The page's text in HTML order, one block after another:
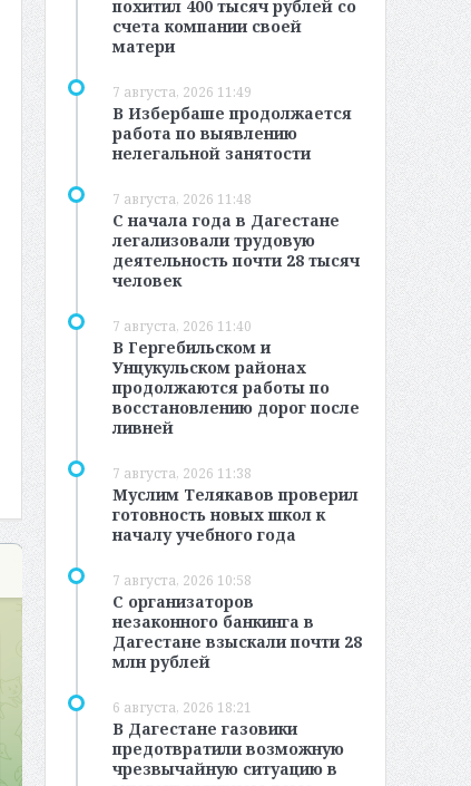
похитил 400 тысяч рублей со
счета компании своей
матери
7 августа, 2026 11:49
В Избербаше продолжается
работа по выявлению
нелегальной занятости
7 августа, 2026 11:48
С начала года в Дагестане
легализовали трудовую
деятельность почти 28 тысяч
человек
7 августа, 2026 11:40
В Гергебильском и
Унцукульском районах
продолжаются работы по
восстановлению дорог после
ливней
7 августа, 2026 11:38
Муслим Телякавов проверил
готовность новых школ к
началу учебного года
7 августа, 2026 10:58
С организаторов
незаконного банкинга в
Дагестане взыскали почти 28
млн рублей
6 августа, 2026 18:21
В Дагестане газовики
предотвратили возможную
чрезвычайную ситуацию в